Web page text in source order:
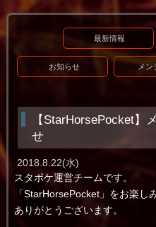
最新情報
お知らせ メン
【StarHorsePocket】
せ
2018.8.22(水)
スタポケ運営チームです。
「StarHorsePocket」をお楽し
ありがとうございます。